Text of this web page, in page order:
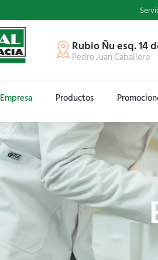
Rubio Ñu esq. 14
Pedro Juan Caballero
Empresa Productos